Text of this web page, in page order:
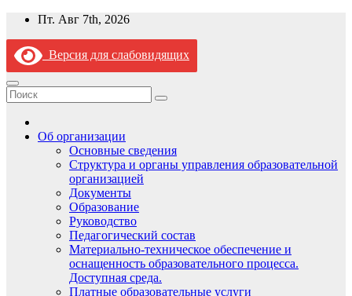
Перейти
содержимому
Пт. Авг 7th, 2026
Версия для слабовидящих
Об организации
Основные сведения
Структура и органы управления образовательной
организацией
Документы
Образование
Руководство
Педагогический состав
Материально-техническое обеспечение и
оснащенность образовательного процесса.
Доступная среда.
Платные образовательные услуги